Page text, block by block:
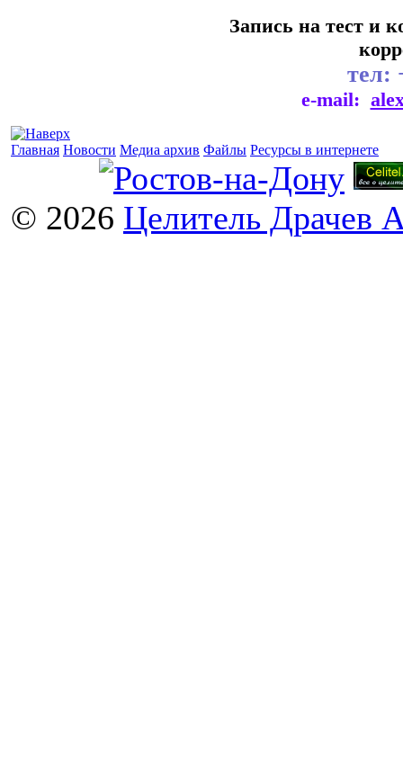
Запись на тест и
тел:
e-mail:
Главная Новости Медиа архив Файлы Ресурсы в интернете
© 2026 Целитель Драчев